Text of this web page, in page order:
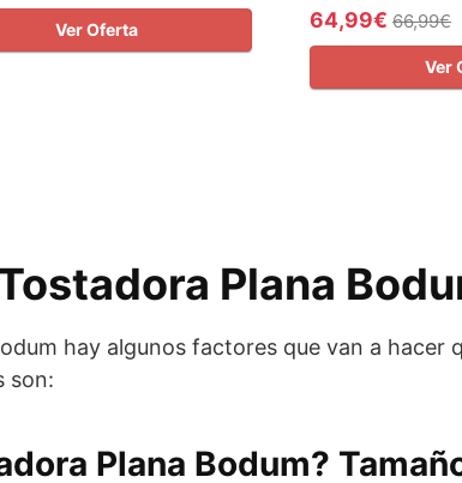
Ver Oferta 64,99€ 66,99€
Ver
Plana
hay algunos factores que van a hacer
son:
Plana Bodum?